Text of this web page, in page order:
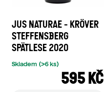
JUS NATURAE - KRÖVER
STEFFENSBERG
SPÄTLESE 2020
595 KČ
Skladem (>6 ks)